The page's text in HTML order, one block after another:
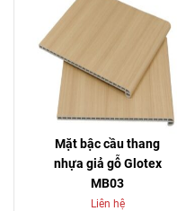
Mặt bậc cầu thang
nhựa giả gỗ Glotex
MB03
Liên hệ